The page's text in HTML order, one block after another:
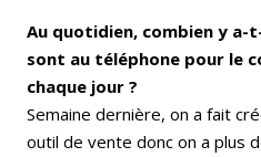
Au quotidien, combien y a-
sont au téléphone pour le
chaque jour ?
Semaine dernière, on a fait
outil de vente donc on a plus